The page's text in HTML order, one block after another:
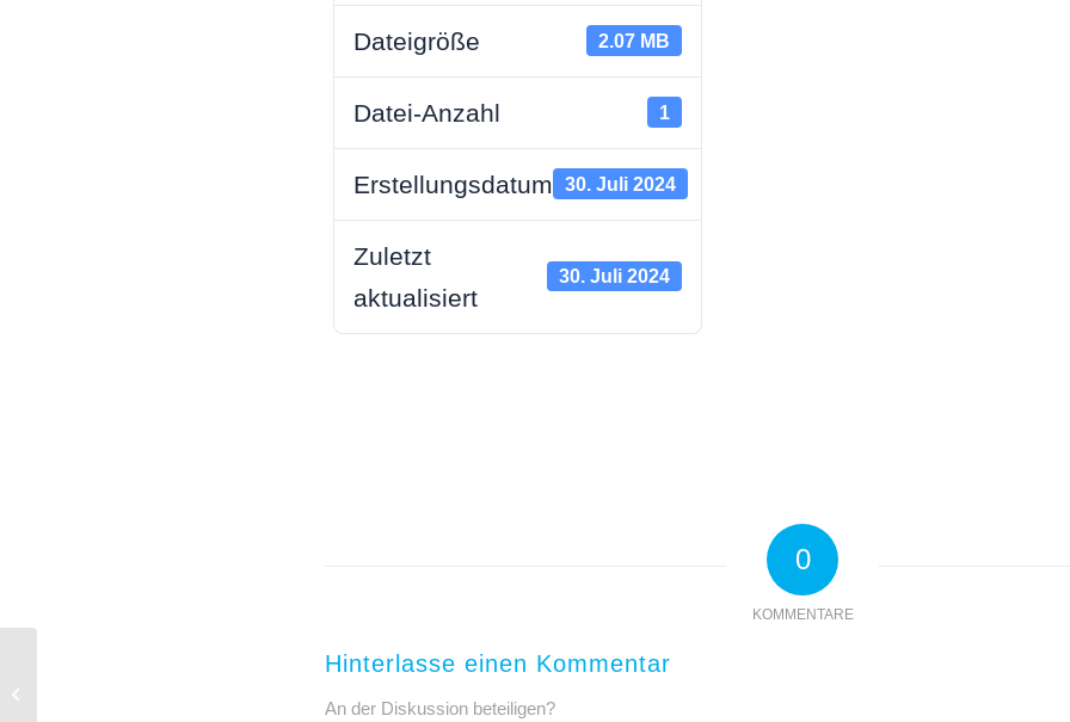
Dateigröße 2.07 MB
Datei-Anzahl 1
Erstellungsdatum 30. Juli 2024
Zuletzt
aktualisiert
30. Juli 2024
0
KOMMENTARE
Hinterlasse einen Kommentar
An der Diskussion beteiligen?